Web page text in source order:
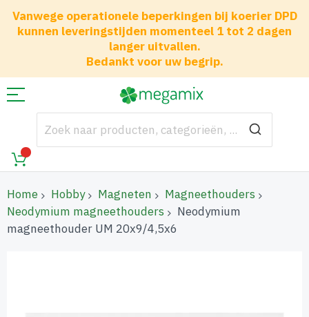
Vanwege operationele beperkingen bij koerier DPD
kunnen leveringstijden momenteel 1 tot 2 dagen
langer uitvallen.
Bedankt voor uw begrip.
Home Hobby Magneten
Magneethouders
Neodymium magneethouders
Neodymium
magneethouder UM 20x9/4,5x6